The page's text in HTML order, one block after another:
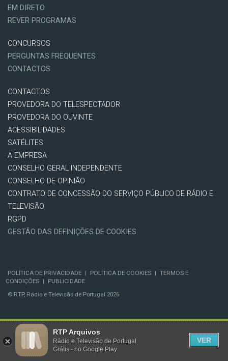
EM DIRETO
REVER PROGRAMAS
CONCURSOS
PERGUNTAS FREQUENTES
CONTACTOS
CONTACTOS
PROVEDORA DO TELESPECTADOR
PROVEDORA DO OUVINTE
ACESSIBILIDADES
SATÉLITES
A EMPRESA
CONSELHO GERAL INDEPENDENTE
CONSELHO DE OPINIÃO
CONTRATO DE CONCESSÃO DO SERVIÇO PÚBLICO DE RÁDIO E
TELEVISÃO
RGPD
GESTÃO DAS DEFINIÇÕES DE COOKIES
POLÍTICA DE PRIVACIDADE | POLÍTICA DE COOKIES | TERMOS E
CONDIÇÕES |
PUBLICIDADE
© RTP, Rádio e Televisão de Portugal 2026
RTP Arquivos
Rádio e Televisão de Portugal
Grátis - no Google Play
VER